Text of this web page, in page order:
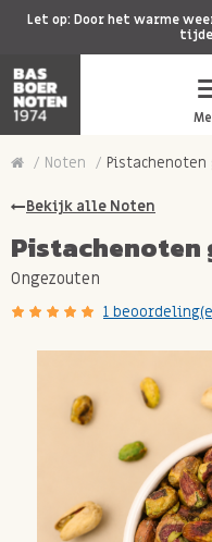
Let op: Door het warme
Noten
Bekijk alle Noten
Pistachenoten
Ongezouten
1